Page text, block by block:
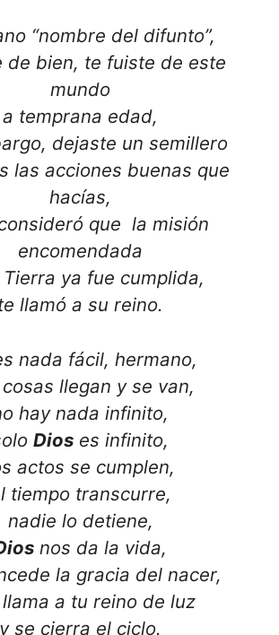
“nombre del difunto”,
de bien, te fuiste de este
mundo
a temprana edad,
dejaste un semillero
las acciones buenas que
hacías,
que la misión
encomendada
ya fue cumplida,
llamó a su reino.
nada fácil, hermano,
llegan y se van,
hay nada infinito,
Dios es infinito,
actos se cumplen,
tiempo transcurre,
nadie lo detiene,
nos da la vida,
la gracia del nacer,
a tu reino de luz
y se cierra el ciclo.